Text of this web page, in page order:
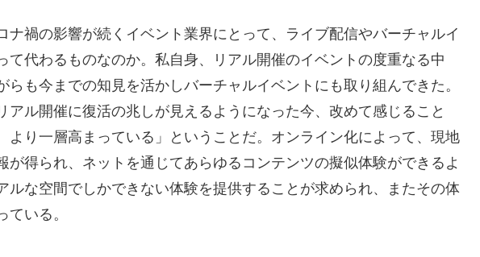
ナ禍の影響が続くイベント業界にとって、ライブ配信やバーチャルイ
て代わるものなのか。私自身、リアル開催のイベントの度重なる中
らも今までの知見を活かしバーチャルイベントにも取り組んできた。
アル開催に復活の兆しが見えるようになった今、改めて感じること
より一層高まっている」ということだ。オンライン化によって、現地
が得られ、ネットを通じてあらゆるコンテンツの擬似体験ができるよ
ルな空間でしかできない体験を提供することが求められ、またその体
いる。